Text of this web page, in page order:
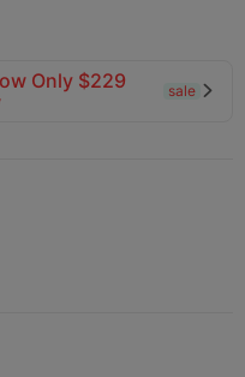
Only $229
sale 